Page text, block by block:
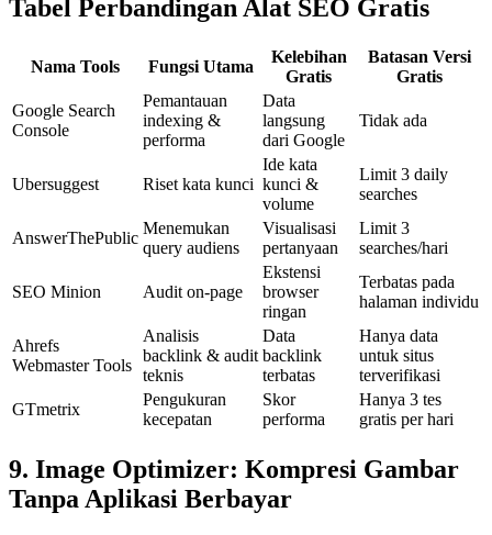
Tabel Perbandingan Alat SEO Gratis
Nama Tools Fungsi Utama
Kelebihan
Gratis
Batasan Versi
Gratis
Google Search
Console
Pemantauan
indexing &
performa
Data
langsung
dari Google
Tidak ada
Ubersuggest Riset kata kunci
Ide kata
kunci &
volume
Limit 3 daily
searches
AnswerThePublic
Menemukan
query audiens
Visualisasi
pertanyaan
Limit 3
searches/hari
SEO Minion Audit on-page
Ekstensi
browser
ringan
Terbatas pada
halaman individu
Ahrefs
Webmaster Tools
Analisis
backlink & audit
teknis
Data
backlink
terbatas
Hanya data
untuk situs
terverifikasi
GTmetrix
Pengukuran
kecepatan
Skor
performa
Hanya 3 tes
gratis per hari
9. Image Optimizer: Kompresi Gambar
Tanpa Aplikasi Berbayar